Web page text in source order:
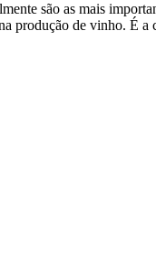
são as mais
produção de vinho. É